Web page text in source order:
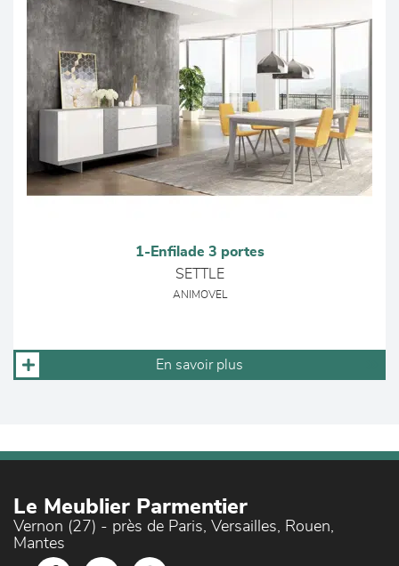
1-Enfilade 3 portes
SETTLE
ANIMOVEL
En savoir plus
Le Meublier Parmentier
Vernon (27) - près de Paris, Versailles, Rouen,
Mantes